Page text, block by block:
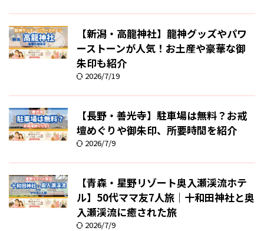
【新潟・高龍神社】龍神グッズやパワ
ーストーンが人気！お土産や豪華な御
朱印も紹介
2026/7/19
【長野・善光寺】駐車場は無料？お戒
壇めぐりや御朱印、所要時間を紹介
2026/7/9
【青森・星野リゾート奥入瀬渓流ホテ
ル】50代ママ友7人旅｜十和田神社と奥
入瀬渓流に癒された旅
2026/7/9